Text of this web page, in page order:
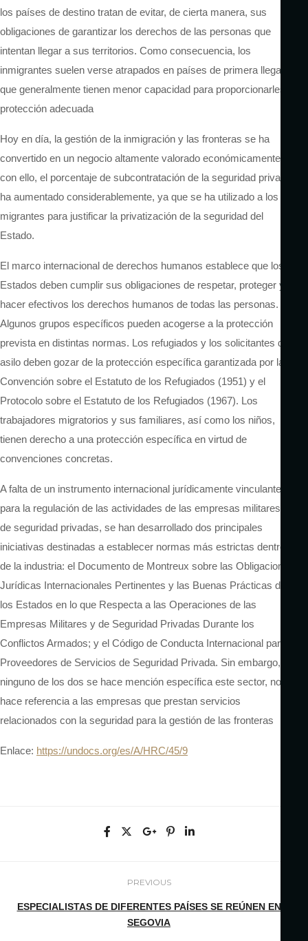
los países de destino tratan de evitar, de cierta manera, sus
obligaciones de garantizar los derechos de las personas que
intentan llegar a sus territorios. Como consecuencia, los
inmigrantes suelen verse atrapados en países de primera llegada,
que generalmente tienen menor capacidad para proporcionarles la
protección adecuada
Hoy en día, la gestión de la inmigración y las fronteras se ha
convertido en un negocio altamente valorado económicamente, y
con ello, el porcentaje de subcontratación de la seguridad privada
ha aumentado considerablemente, ya que se ha utilizado a los
migrantes para justificar la privatización de la seguridad del
Estado.
El marco internacional de derechos humanos establece que los
Estados deben cumplir sus obligaciones de respetar, proteger y
hacer efectivos los derechos humanos de todas las personas.
Algunos grupos específicos pueden acogerse a la protección
prevista en distintas normas. Los refugiados y los solicitantes de
asilo deben gozar de la protección específica garantizada por la
Convención sobre el Estatuto de los Refugiados (1951) y el
Protocolo sobre el Estatuto de los Refugiados (1967). Los
trabajadores migratorios y sus familiares, así como los niños,
tienen derecho a una protección específica en virtud de
convenciones concretas.
A falta de un instrumento internacional jurídicamente vinculante
para la regulación de las actividades de las empresas militares y
de seguridad privadas, se han desarrollado dos principales
iniciativas destinadas a establecer normas más estrictas dentro
de la industria: el Documento de Montreux sobre las Obligaciones
Jurídicas Internacionales Pertinentes y las Buenas Prácticas de
los Estados en lo que Respecta a las Operaciones de las
Empresas Militares y de Seguridad Privadas Durante los
Conflictos Armados; y el Código de Conducta Internacional para
Proveedores de Servicios de Seguridad Privada. Sin embargo, en
ninguno de los dos se hace mención específica este sector, no
hace referencia a las empresas que prestan servicios
relacionados con la seguridad para la gestión de las fronteras
Enlace: https://undocs.org/es/A/HRC/45/9
PREVIOUS
ESPECIALISTAS DE DIFERENTES PAÍSES SE REÚNEN EN
SEGOVIA